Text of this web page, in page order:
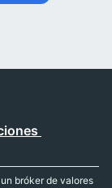
bróker de valores